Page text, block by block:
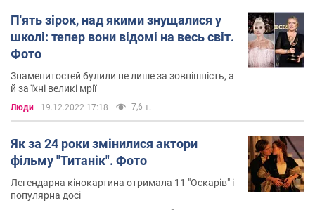
П'ять зірок, над якими знущалися у
школі: тепер вони відомі на весь світ.
Фото
Знаменитостей булили не лише за зовнішність, а
й за їхні великі мрії
Люди 19.12.2022 17:18 7,6 т.
Як за 24 роки змінилися актори
фільму "Титанік". Фото
Легендарна кінокартина отримала 11 "Оскарів" і
популярна досі